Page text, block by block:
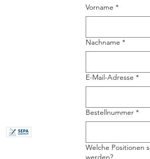
Vorname *
Nachname *
E-Mail-Adresse *
Bestellnummer *
Welche Positionen
werden?